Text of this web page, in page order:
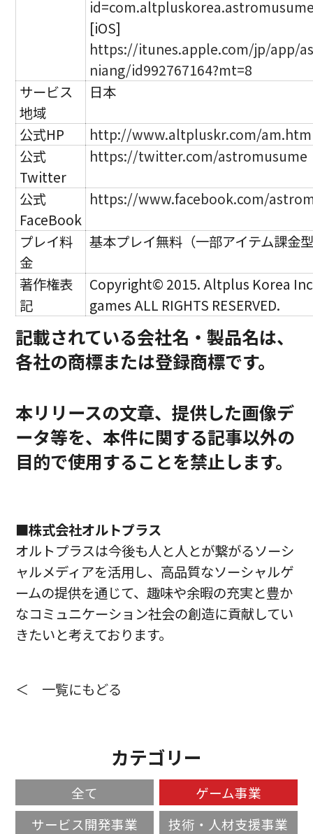
[iOS]
https://itunes.apple.com/jp/app/
niang/id992767164?mt=8
サービス
地域
日本
公式HP
http://www.altpluskr.com/
公式
Twitter
https://twitter.com/astromusume
公式
FaceBook
https://www.facebook.com/
プレイ料
金
基本プレイ無料（一部アイテム課金
著作権表
記
Copyright© 2015. Altplus Korea
games ALL RIGHTS RESERVED.
記載されている会社名・製品名は、
各社の商標または登録商標です。
本リリースの文章、提供した画像デ
ータ等を、本件に関する記事以外の
目的で使用することを禁止します。
■株式会社オルトプラス
オルトプラスは今後も人と人とが繋がるソーシ
ャルメディアを活用し、高品質なソーシャルゲ
ームの提供を通じて、趣味や余暇の充実と豊か
なコミュニケーション社会の創造に貢献してい
きたいと考えております。
＜ 一覧にもどる
カテゴリー
全て
ゲーム事業
サービス開発事業
技術・人材支援事業